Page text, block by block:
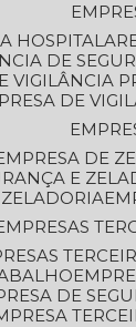
HOSPITALAR
DE
VIGILÂNCIA
DE
EMPRESA DE
E
ZELADORIA
EMPRESAS
DE